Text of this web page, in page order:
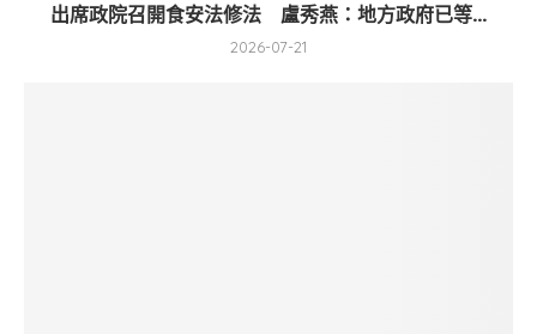
出席政院召開食安法修法 盧秀燕：地方政府已等...
2026-07-21